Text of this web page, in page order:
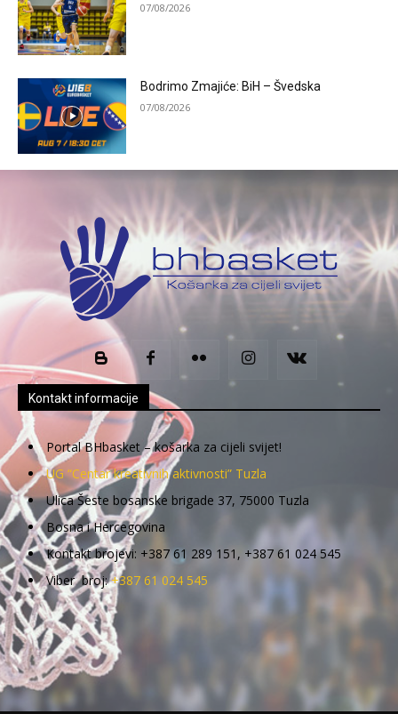
07/08/2026
Bodrimo Zmajiće: BiH – Švedska
07/08/2026
Kontakt informacije
Portal BHbasket – košarka za cijeli svijet!
UG “Centar kreativnih aktivnosti” Tuzla
Ulica Šeste bosanske brigade 37, 75000 Tuzla
Bosna i Hercegovina
Kontakt brojevi: +387 61 289 151, +387 61 024 545
Viber broj:+387 61 024 545